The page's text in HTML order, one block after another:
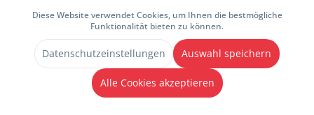
Diese Website verwendet Cookies, um Ihnen die bestmögliche
Funktionalität bieten zu können.
Datenschutzeinstellungen Auswahl speichern
Alle Cookies akzeptieren